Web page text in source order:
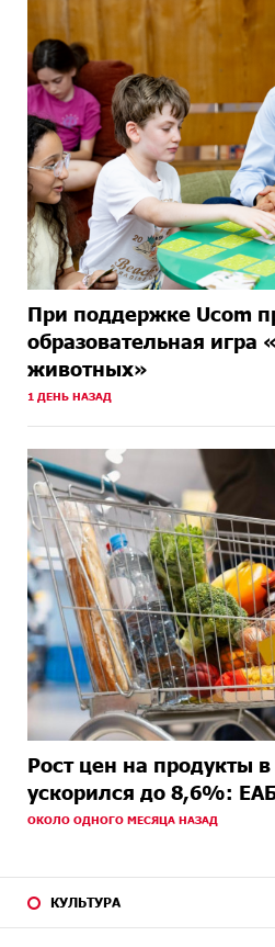
При поддержке Ucom
образовательная игра
животных»
1 ДЕНЬ НАЗАД
Рост цен на продукты
ускорился до 8,6%:
ОКОЛО ОДНОГО МЕСЯЦА НАЗАД
КУЛЬТУРА